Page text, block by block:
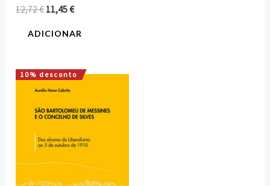
12,72€ 11,45€
ADICIONAR
10% desconto
O
preço
era:
O
é: